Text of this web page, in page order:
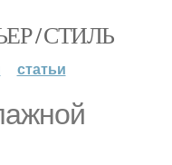
/ СТИЛЬ
статьи